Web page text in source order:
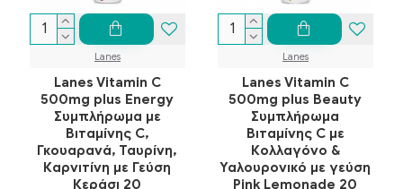
Lanes
Lanes Vitamin C
500mg plus Energy
Συμπλήρωμα με
Βιταμίνης C,
Γκουαρανά, Ταυρίνη,
Καρνιτίνη με Γεύση
Κεράσι 20
Lanes
Lanes Vitamin C
500mg plus Beauty
Συμπλήρωμα
Βιταμίνης C με
Κολλαγόνο &
Υαλουρονικό με γεύση
Pink Lemonade 20